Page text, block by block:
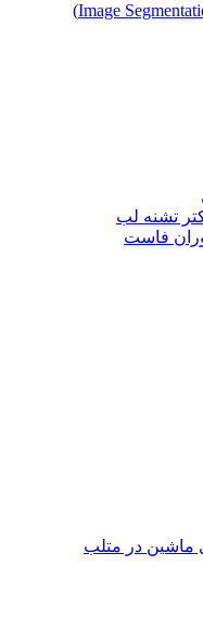
تشنه لب
فاست
ماشین در متلب